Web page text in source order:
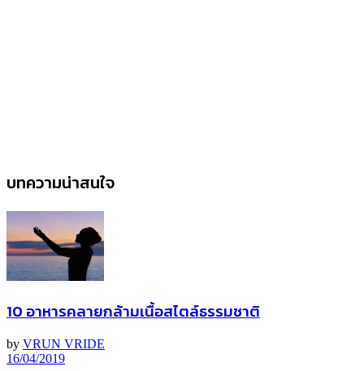
บทความน่าสนใจ
10 อาหารคลายกล้ามเนื้อสไตล์ธรรมชาติ
by VRUN VRIDE
16/04/2019